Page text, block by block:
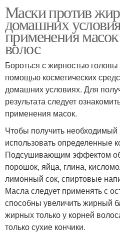
Маски против
домашних
применения
волос
Бороться с жирностью
помощью косметических
домашних условиях. Для
результата следует
применения масок.
Чтобы получить необходимый
использовать определенные
Подсушивающим эффектом
порошок, яйца, глина,
лимонный сок, спиртовые
Масла следует применять с
способны увеличить жирный
жирных только у корней
только сухие кончики.